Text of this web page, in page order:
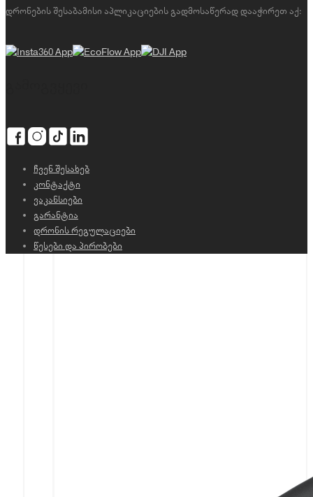
დრონების შესაბამისი აპლიკაციების გადმოსაწერად დააჭირეთ აქ:
ჩვენ შესახებ
კონტაქტი
ვაკანსიები
გარანტია
დრონის რეგულაციები
წესები და პირობები